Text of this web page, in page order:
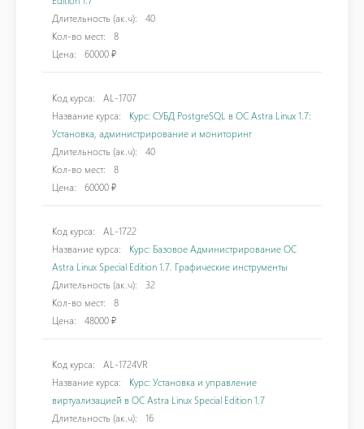
Длительность (ак.ч):
40
Кол-во мест:
8
Цена:
60000 ₽
Код курса:
AL-1707
Название курса:
Курс: СУБД PostgreSQL в ОС Astra Linux 1.7:
Установка, администрирование и мониторинг
Длительность (ак.ч):
40
Кол-во мест:
8
Цена:
60000 ₽
Код курса:
AL-1722
Название курса:
Курс: Базовое Администрирование OC
Astra Linux Special Edition 1.7. Графические инструменты
Длительность (ак.ч):
32
Кол-во мест:
8
Цена:
48000 ₽
Код курса:
AL-1724VR
Название курса:
Курс: Установка и управление
виртуализацией в ОС Astra Linux Special Edition 1.7
Длительность (ак.ч):
16